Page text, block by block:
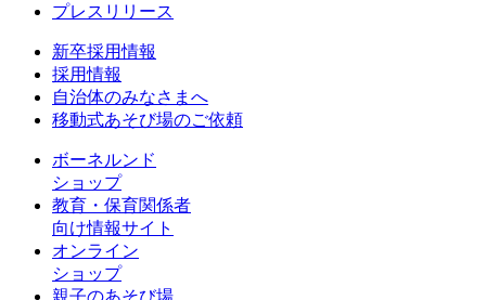
プレスリリース
新卒採用情報
採用情報
自治体のみなさまへ
移動式あそび場のご依頼
ボーネルンド
ショップ
教育・保育関係者
向け情報サイト
オンライン
ショップ
親子のあそび場